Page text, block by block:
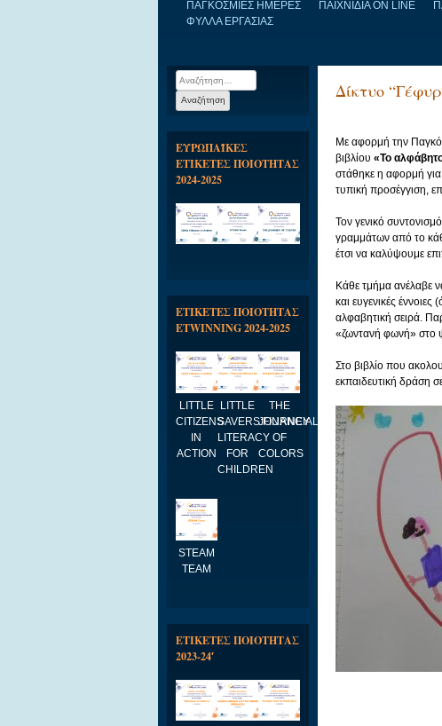
ΠΑΓΚΟΣΜΙΕΣ ΗΜΕΡΕΣ
ΠΑΙΧΝΙΔΙΑ ON LINE
ΦΥΛΛΑ ΕΡΓΑΣΙΑΣ
Δίκτυο
Με αφορμή την
βιβλίου«Το
στάθηκε η αφορμή για
τυπική προσέγγιση,
Τον γενικό
γραμμάτων από το
έτσι να καλύψουμε
Κάθε τμήμα ανέλαβε
και ευγενικές
αλφαβητική σειρά
«ζωντανή φωνή» στο
Στο βιβλίο που
εκπαιδευτική δράση
Αναζήτηση
για:
ΕΥΡΩΠΑΪΚΕΣ
ΕΤΙΚΕΤΕΣ ΠΟΙΟΤΗΤΑΣ
2024-2025
ΕΤΙΚΕΤΕΣ ΠΟΙΟΤΗΤΑΣ
ETWINNING 2024-2025
LITTLE
CITIZENS
IN
ACTION
LITTLE
SAVERS:FINANCIAL
LITERACY
FOR
CHILDREN
THE
JOURNEY
OF
COLORS
STEAM
TEAM
ΕΤΙΚΕΤΕΣ ΠΟΙΟΤΗΤΑΣ
2023-24′